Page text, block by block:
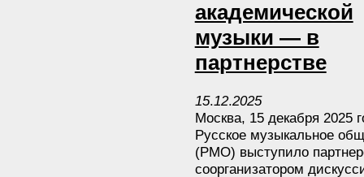
академической
музыки — в
партнерстве
15.12.2025
Москва, 15 декабря 2025
Русское музыкальное
(РМО) выступило
соорганизатором